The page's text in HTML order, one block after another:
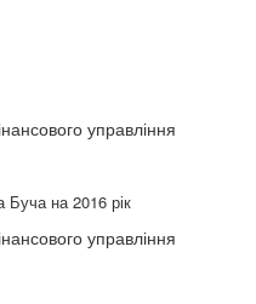
управління
Буча на 2016 рік
управління